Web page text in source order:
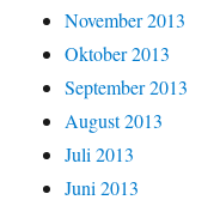
November 2013
Oktober 2013
September 2013
August 2013
Juli 2013
Juni 2013